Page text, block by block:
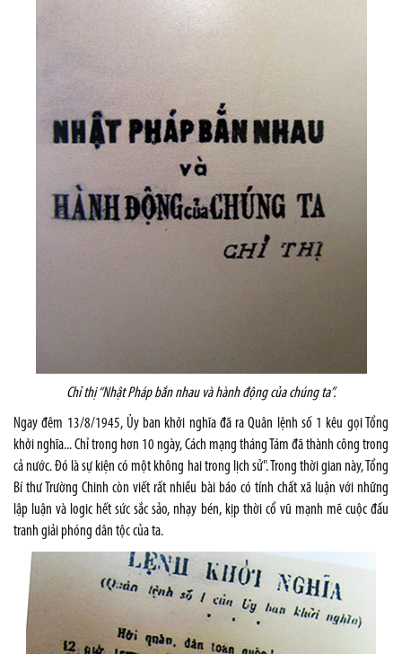
Chỉ thị “Nhật Pháp bắn nhau và hành động của chúng ta”.
Ngay đêm 13/8/1945, Ủy ban khởi nghĩa đã ra Quân lệnh số 1 kêu gọi Tổng
khởi nghĩa... Chỉ trong hơn 10 ngày, Cách mạng tháng Tám đã thành công trong
cả nước. Đó là sự kiện có một không hai trong lịch sử". Trong thời gian này, Tổng
Bí thư Trường Chinh còn viết rất nhiều bài báo có tính chất xã luận với những
lập luận và logic hết sức sắc sảo, nhạy bén, kịp thời cổ vũ mạnh mẽ cuộc đấu
tranh giải phóng dân tộc của ta.